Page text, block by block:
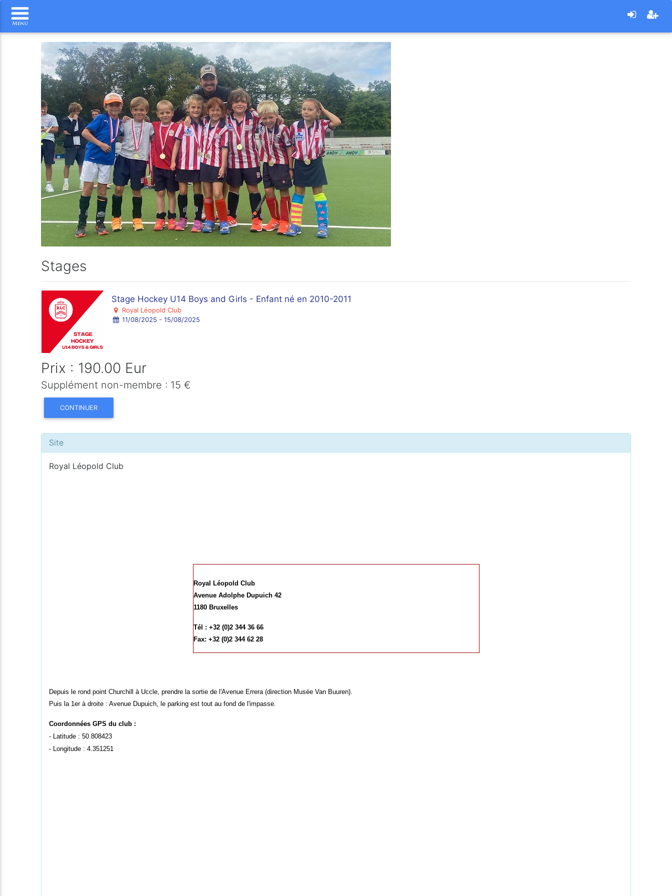
Stages
Stage Hockey U14 Boys and Girls - Enfant né en 2010-2011
Royal Léopold Club
11/08/2025 - 15/08/2025
Prix : 190.00 Eur
Supplément non-membre : 15 €
CONTINUER
Site
Royal Léopold Club
Royal Léopold Club
Avenue Adolphe Dupuich 42
1180 Bruxelles
Tél : +32 (0)2 344 36 66
Fax: +32 (0)2 344 62 28
Depuis le rond point Churchill à Uccle, prendre la sortie de l'Avenue Errera (direction Musée Van Buuren).
Puis la 1er à droite : Avenue Dupuich, le parking est tout au fond de l'impasse.
Coordonnées GPS du club :
- Latitude : 50.808423
- Longitude : 4.351251